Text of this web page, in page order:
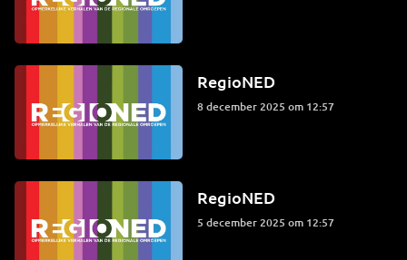
RegioNED
8 december 2025 om 12:57
RegioNED
5 december 2025 om 12:57